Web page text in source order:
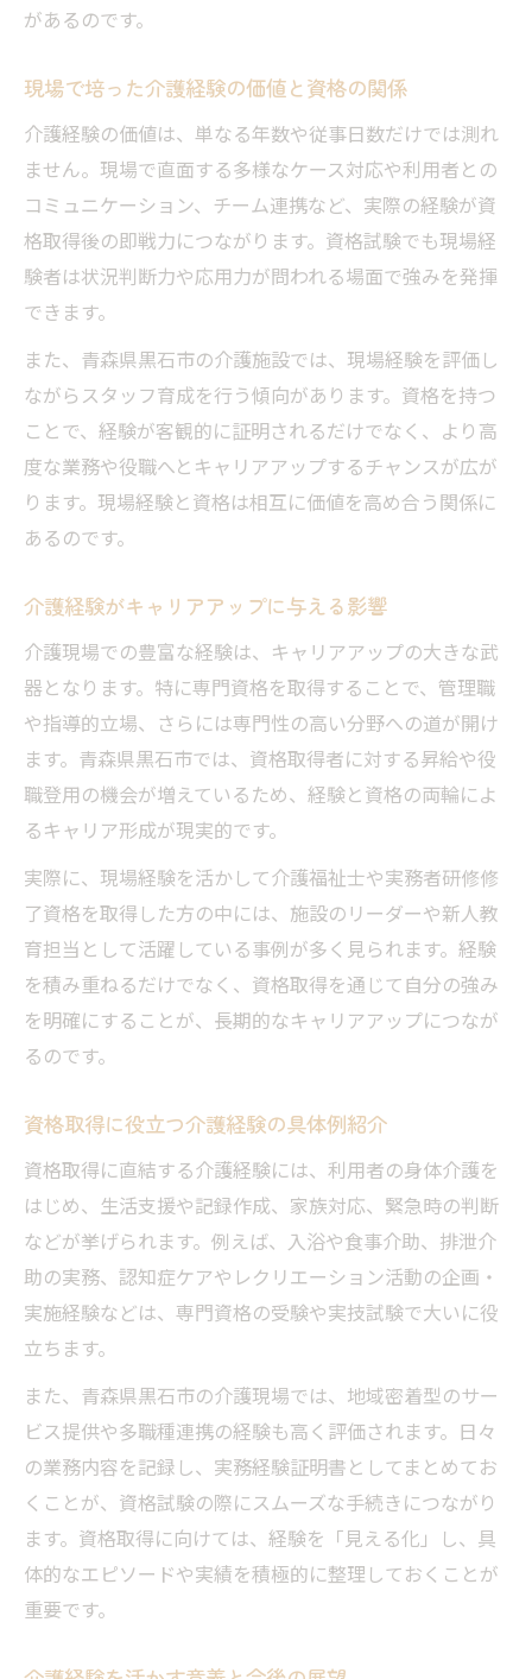
専門資格取得に有効な介護経験の蓄積法
介護経験を資格取得に結びつけるコツ
実践現場で差がつく経験の積み上げ方
従事日数管理がカギとなる資格取得ルート解説
介護経験と従事日数の正確な管理法
資格取得に必要な介護経験日数とは
従事日数の確認と証明書類準備のポイント
黒石市で介護経験活用のための最新ステップ
地域の介護経験を資格取得に活かす方法
黒石市で実践できる介護経験ステップ
地元施設での介護経験と資格取得の連携術
介護経験と専門資格取得を支える市内サポ
ート
があるのです。
現場で培った介護経験の価値と資格の関係
介護経験の価値は、単なる年数や従事日数だけでは測れ
ません。現場で直面する多様なケース対応や利用者との
コミュニケーション、チーム連携など、実際の経験が資
格取得後の即戦力につながります。資格試験でも現場経
験者は状況判断力や応用力が問われる場面で強みを発揮
できます。
また、青森県黒石市の介護施設では、現場経験を評価し
ながらスタッフ育成を行う傾向があります。資格を持つ
ことで、経験が客観的に証明されるだけでなく、より高
度な業務や役職へとキャリアアップするチャンスが広が
ります。現場経験と資格は相互に価値を高め合う関係に
あるのです。
介護経験がキャリアアップに与える影響
介護現場での豊富な経験は、キャリアアップの大きな武
器となります。特に専門資格を取得することで、管理職
や指導的立場、さらには専門性の高い分野への道が開け
ます。青森県黒石市では、資格取得者に対する昇給や役
職登用の機会が増えているため、経験と資格の両輪によ
るキャリア形成が現実的です。
実際に、現場経験を活かして介護福祉士や実務者研修修
了資格を取得した方の中には、施設のリーダーや新人教
育担当として活躍している事例が多く見られます。経験
を積み重ねるだけでなく、資格取得を通じて自分の強み
を明確にすることが、長期的なキャリアアップにつなが
るのです。
資格取得に役立つ介護経験の具体例紹介
資格取得に直結する介護経験には、利用者の身体介護を
はじめ、生活支援や記録作成、家族対応、緊急時の判断
などが挙げられます。例えば、入浴や食事介助、排泄介
助の実務、認知症ケアやレクリエーション活動の企画・
実施経験などは、専門資格の受験や実技試験で大いに役
立ちます。
また、青森県黒石市の介護現場では、地域密着型のサー
ビス提供や多職種連携の経験も高く評価されます。日々
の業務内容を記録し、実務経験証明書としてまとめてお
くことが、資格試験の際にスムーズな手続きにつながり
ます。資格取得に向けては、経験を「見える化」し、具
体的なエピソードや実績を積極的に整理しておくことが
重要です。